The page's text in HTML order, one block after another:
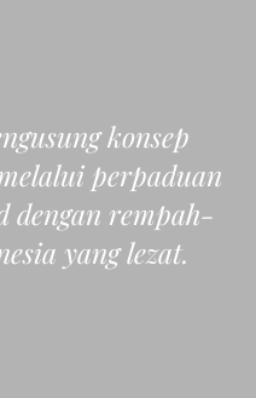
konsep
perpaduan
dengan rempah-
yang lezat.